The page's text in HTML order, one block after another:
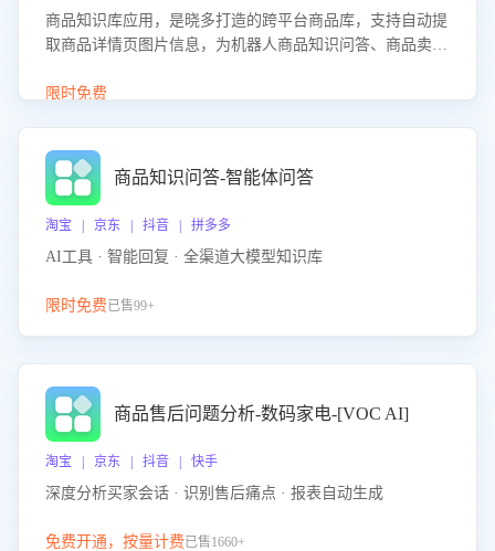
商品知识库应用，是晓多打造的跨平台商品库，支持自动提
取商品详情页图片信息，为机器人商品知识问答、商品卖点
限时免费
商品知识问答-智能体问答
淘宝 | 京东 | 抖音 | 拼多多
AI工具 · 智能回复 · 全渠道大模型知识库
限时免费已售99+
商品售后问题分析-数码家电-[VOC AI]
淘宝 | 京东 | 抖音 | 快手
深度分析买家会话 · 识别售后痛点 · 报表自动生成
免费开通，按量计费已售1660+